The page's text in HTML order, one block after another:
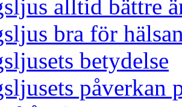
alltid bättre
bra för
betydelse
påverkan